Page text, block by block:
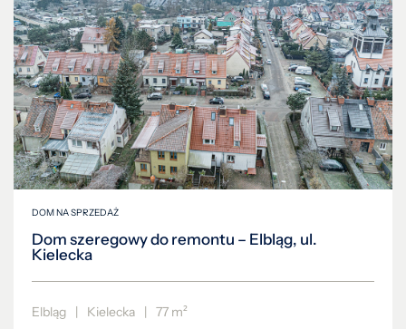
DOM NA SPRZEDAŻ
Dom szeregowy do remontu – Elbląg, ul.
Kielecka
Elbląg Kielecka 77 m²